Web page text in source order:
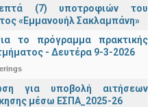
(7) υποτροφιών του
«Εμμανουήλ Σακλαμπάνη»
το πρόγραμμα πρακτικής
- Δευτέρα 9-3-2026
για υποβολή αιτήσεων
μέσω ΕΣΠΑ_2025-26